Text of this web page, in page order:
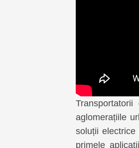
aglomerațiile
soluții
primele